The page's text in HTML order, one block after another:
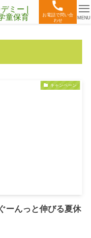
お電話で問い合
わせ
MENU
キャンペーン
ーんっと伸びる夏休